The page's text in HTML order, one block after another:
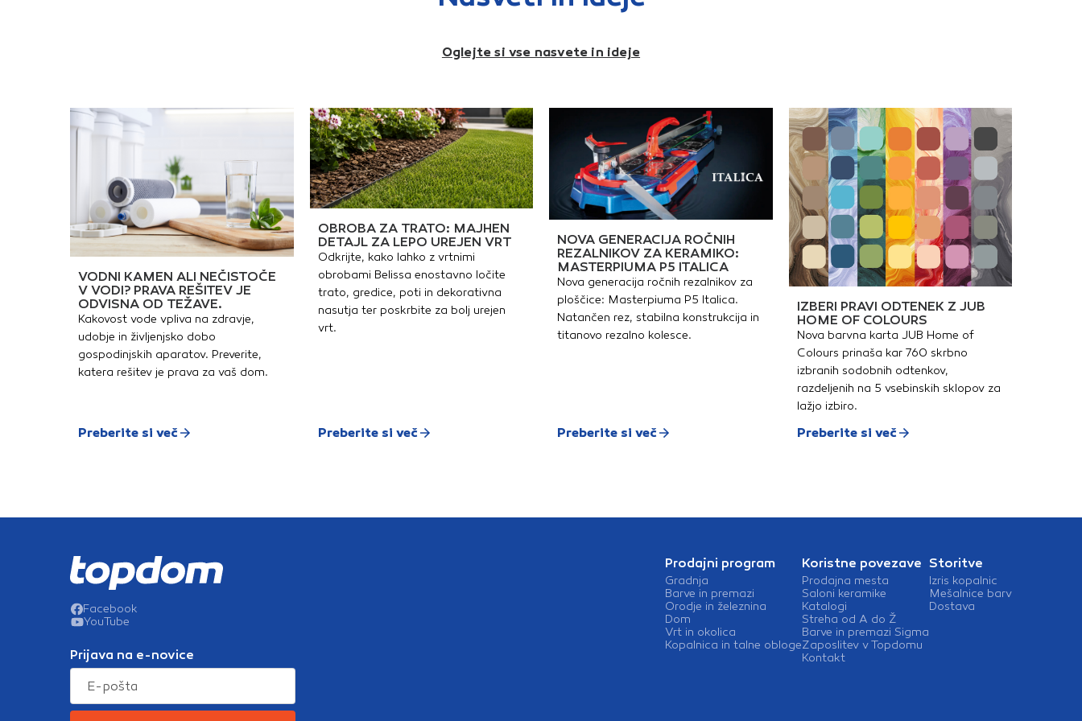
»netkane« tkanineMajhen
dodatna plošča proti
kondenzaciji pod pokrivno
ploščoNa voljo v različnih
barvnih dizajnih: krom,
brušeno jeklo, mat bela,
mat črna, medeno zlata,
brušena medeno zlata
protivibracijska tesnila ter
dodatna plošča proti
kondenzaciji pod pokrivno
ploščoNa voljo v različnih
barvnih dizajnih: krom,
brušeno jeklo, mat bela,
mat črna, medeno zlata,
brušena medeno zlata
Oglejte si vse nasvete in ideje
VODNI KAMEN ALI NEČISTOČE
V VODI? PRAVA REŠITEV JE
ODVISNA OD TEŽAVE.
Kakovost vode vpliva na zdravje,
udobje in življenjsko dobo
gospodinjskih aparatov. Preverite,
katera rešitev je prava za vaš dom.
Preberite si več
OBROBA ZA TRATO: MAJHEN
DETAJL ZA LEPO UREJEN VRT
Odkrijte, kako lahko z vrtnimi
obrobami Belissa enostavno ločite
trato, gredice, poti in dekorativna
nasutja ter poskrbite za bolj urejen
vrt.
Preberite si več
NOVA GENERACIJA ROČNIH
REZALNIKOV ZA KERAMIKO:
MASTERPIUMA P5 ITALICA
Nova generacija ročnih rezalnikov za
ploščice: Masterpiuma P5 Italica.
Natančen rez, stabilna konstrukcija in
titanovo rezalno kolesce.
Preberite si več
IZBERI PRAVI ODTENEK Z JUB
HOME OF COLOURS
Nova barvna karta JUB Home of
Colours prinaša kar 760 skrbno
izbranih sodobnih odtenkov,
razdeljenih na 5 vsebinskih sklopov za
lažjo izbiro.
Preberite si več
Facebook
YouTube
Prijava na e-novice
Prodajni program
Gradnja
Barve in premazi
Orodje in železnina
Dom
Vrt in okolica
Kopalnica in talne obloge
Koristne povezave
Prodajna mesta
Saloni keramike
Katalogi
Streha od A do Ž
Barve in premazi Sigma
Zaposlitev v Topdomu
Kontakt
Storitve
Izris kopalnic
Mešalnice barv
Dostava